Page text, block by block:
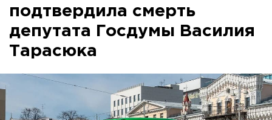
подтвердила смерть
депутата Госдумы Василия
Тарасюка